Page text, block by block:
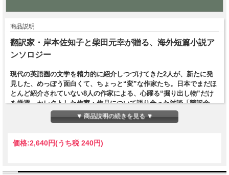
商品説明
翻訳家・岸本佐知子と柴田元幸が贈る、海外短篇小説ア
ンソロジー
現代の英語圏の文学を精力的に紹介しつづけてきた2人が、新たに発
見した、めっぽう面白くて、ちょっと“変”な作家たち。日本でまだほ
とんど紹介されていない8人の作家による、心躍る“掘り出し物”だけ
を厳選。セレクトした作家・作品について語り合った対談「競訳余
2022年9月30日発行
▼ 商品説明の続きを見る ▼
価格:2,640円(うち税 240円)